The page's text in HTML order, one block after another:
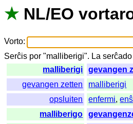
★ NL/EO
Vorto:
Serĉis por "malliberigi". La serĉado
malliberigi
gevangen
gevangen zetten
malliberigi
opsluiten
enfermi,
malliberigo